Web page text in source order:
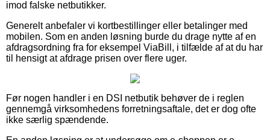
imod falske netbutikker.
Generelt anbefaler vi kortbestillinger eller betalinger med
mobilen. Som en anden løsning burde du drage nytte af en
afdragsordning fra for eksempel ViaBill, i tilfælde af at du har
til hensigt at afdrage prisen over flere uger.
Før nogen handler i en DSI netbutik behøver de i reglen
gennemgå virksomhedens forretningsaftale, det er dog ofte
ikke særlig spændende.